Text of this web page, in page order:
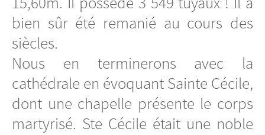
bien sûr été remanié au cours des
siècles.
Nous en terminerons avec la
cathédrale en évoquant Sainte Cécile,
dont une chapelle présente le corps
martyrisé. Ste Cécile était une noble